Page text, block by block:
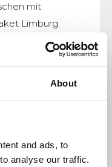
About
and ads, to
analyse our traffic.
mit
Limburg.